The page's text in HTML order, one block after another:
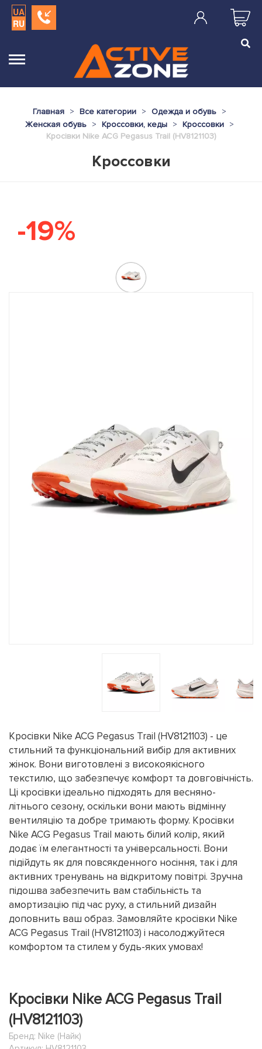
UA
RU
Главная Все категории
Одежда и обувь
Женская обувь
Кроссовки, кеды
Кроссовки
Кросівки Nike ACG Pegasus Trail (HV8121103)
Кроссовки
-19%
Кросівки Nike ACG Pegasus Trail (HV8121103) - це
стильний та функціональний вибір для активних
жінок. Вони виготовлені з високоякісного
текстилю, що забезпечує комфорт та довговічність.
Ці кросівки ідеально підходять для весняно-
літнього сезону, оскільки вони мають відмінну
вентиляцію та добре тримають форму. Кросівки
Nike ACG Pegasus Trail мають білий колір, який
додає їм елегантності та універсальності. Вони
підійдуть як для повсякденного носіння, так і для
активних тренувань на відкритому повітрі. Зручна
підошва забезпечить вам стабільність та
амортизацію під час руху, а стильний дизайн
доповнить ваш образ. Замовляйте кросівки Nike
ACG Pegasus Trail (HV8121103) і насолоджуйтеся
комфортом та стилем у будь-яких умовах!
Кросівки Nike ACG Pegasus Trail
(HV8121103)
Бренд: Nike (Найк)